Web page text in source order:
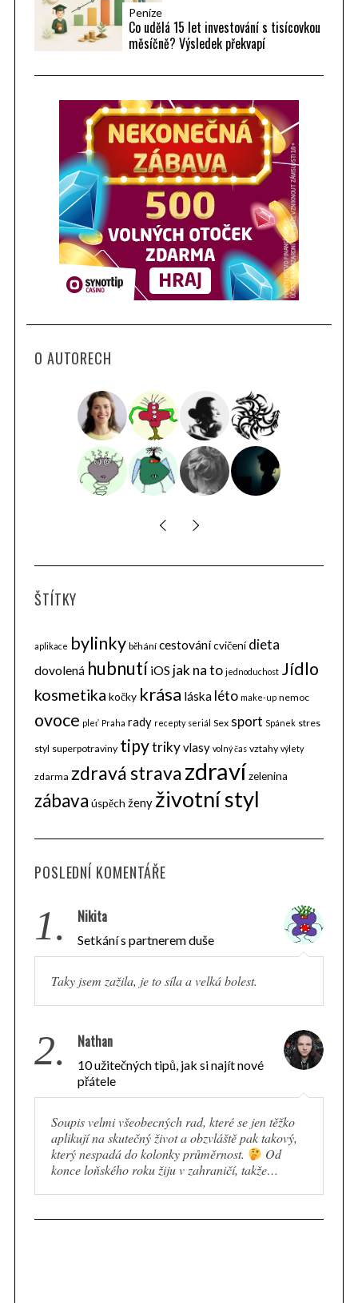
Peníze
Co udělá 15 let investování s tisícovkou
měsíčně? Výsledek překvapí
O AUTORECH
ŠTÍTKY
aplikace bylinky běhání cestovánícvičení dieta
dovolená hubnutí iOS jak na to jednoduchost Jídlo
kosmetika kočky krása láska léto make-up nemoc
ovoce pleť Praha rady recepty seriál Sex sport Spánek stres
styl superpotraviny tipytrikyvlasy volný čas vztahy výlety
zdarma zdravá stravazdravízelenina
zábava úspěch ženy životní styl
POSLEDNÍ KOMENTÁŘE
1. Nikita
Setkání s partnerem duše
Taky jsem zažila, je to síla a velká bolest.
2. Nathan
10 užitečných tipů, jak si najít nové
přátele
Soupis velmi všeobecných rad, které se jen těžko
aplikují na skutečný život a obzvláště pak takový,
který nespadá do kolonky průměrnost.
Od
konce loňského roku žiju v zahraničí, takže…